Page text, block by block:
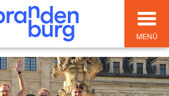
MENÜ